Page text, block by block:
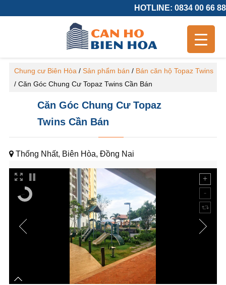
HOTLINE: 0834 00 66 88
Chung cư Biên Hòa / Sản phẩm bán / Bán căn hộ Topaz Twins
/ Căn Góc Chung Cư Topaz Twins Cần Bán
Căn Góc Chung Cư Topaz
Twins Cần Bán
Thống Nhất, Biên Hòa, Đồng Nai